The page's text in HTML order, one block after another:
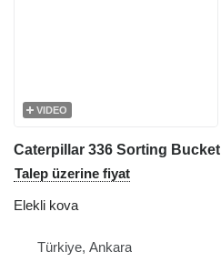
VIDEO
Caterpillar 336 Sorting Bucket
Talep üzerine fiyat
Elekli kova
Türkiye, Ankara